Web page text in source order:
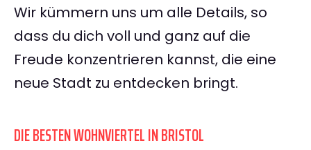
Wir kümmern uns um alle Details, so
dass du dich voll und ganz auf die
Freude konzentrieren kannst, die eine
neue Stadt zu entdecken bringt.
DIE BESTEN WOHNVIERTEL IN BRISTOL